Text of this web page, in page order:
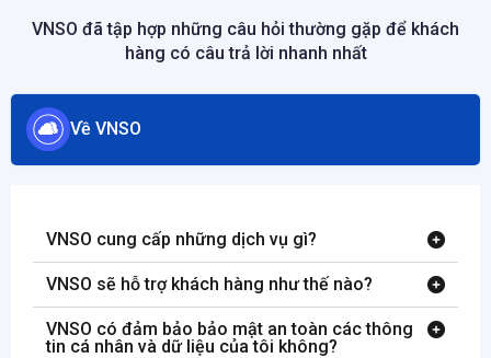
VNSO đã tập hợp những câu hỏi thường gặp để khách
hàng có câu trả lời nhanh nhất
Về VNSO
VNSO cung cấp những dịch vụ gì?
VNSO sẽ hỗ trợ khách hàng như thế nào?
VNSO có đảm bảo bảo mật an toàn các thông
tin cá nhân và dữ liệu của tôi không?